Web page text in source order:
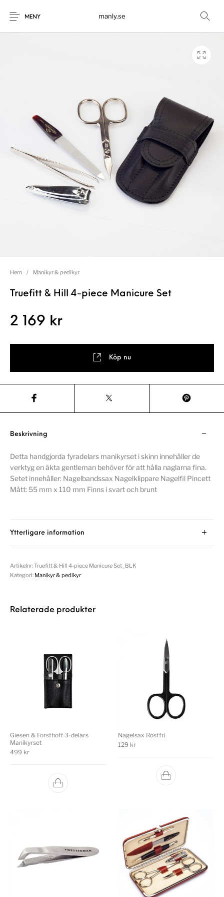
MENY manly.se
Hem / Manikyr & pedikyr
Truefitt & Hill 4-piece Manicure Set
2 169 kr
Köp nu
Beskrivning
Detta handgjorda fyradelars manikyrset i skinn innehåller de
verktyg en äkta gentleman behöver för att hålla naglarna fina.
Setet innehåller: Nagelbandssax Nagelklippare Nagelfil Pincett
Mått: 55 mm x 110 mm Finns i svart och brunt
Ytterligare information
Artikelnr:Truefitt & Hill 4-piece Manicure Set_BLK
Kategori: Manikyr & pedikyr
Relaterade produkter
Giesen & Forsthoff 3-delars
Manikyrset
499 kr
Nagelsax Rostfri
129 kr